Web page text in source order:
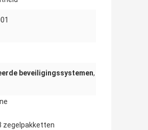
beveiligingssystemen,
zegelpakketten